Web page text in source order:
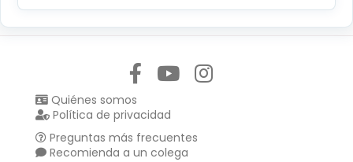
Quiénes somos
Política de privacidad
Preguntas más frecuentes
Recomienda a un colega